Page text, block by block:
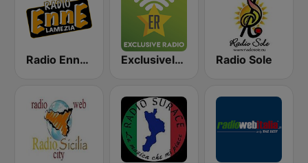
Radio Enne Lamezia Exclusively Led Zeppelin Radio Sole